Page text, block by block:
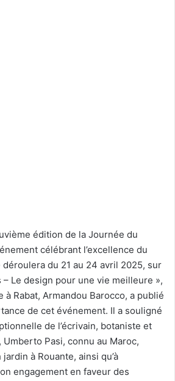
édition de la Journée du
célébrant l’excellence du
du 21 au 24 avril 2025, sur
Le design pour une vie meilleure »,
à Rabat, Armandou Barocco, a publié
de cet événement. Il a souligné
de l’écrivain, botaniste et
Pasi, connu au Maroc,
à Rouante, ainsi qu’à
engagement en faveur des